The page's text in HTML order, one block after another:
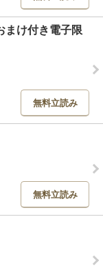
まけ付き電子限
無料立読み
無料立読み